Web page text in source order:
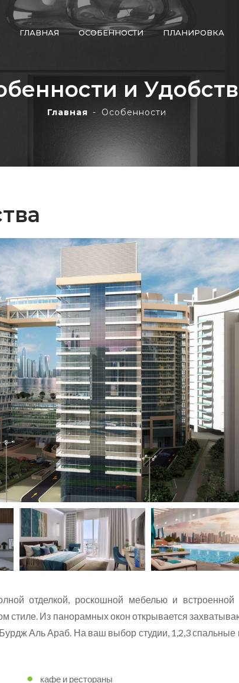
ГЛАВНАЯ ОСОБЕННОСТИ ПЛАНИРОВКА
и
Главная Особенности
отделкой, роскошной мебелью и встроенной
стиле. Из панорамных окон открывается
Аль Араб. На ваш выбор студии, 1,2,3 спальные
кафе и рестораны